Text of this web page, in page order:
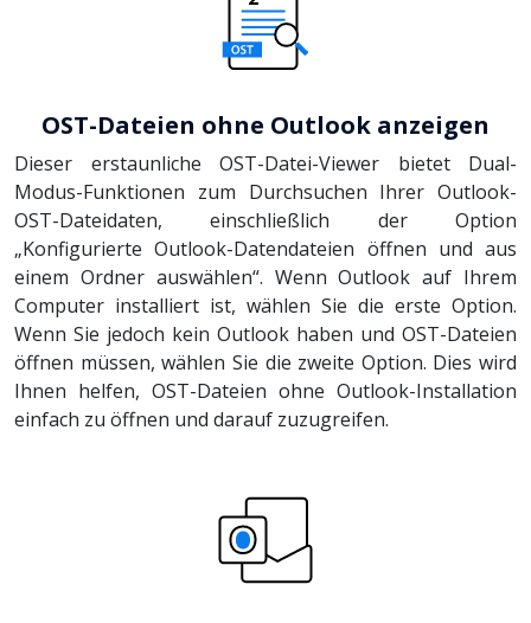
OST-Dateien ohne Outlook anzeigen
Dieser erstaunliche OST-Datei-Viewer bietet Dual-
Modus-Funktionen zum Durchsuchen Ihrer Outlook-
OST-Dateidaten, einschließlich der Option
„Konfigurierte Outlook-Datendateien öffnen und aus
einem Ordner auswählen“. Wenn Outlook auf Ihrem
Computer installiert ist, wählen Sie die erste Option.
Wenn Sie jedoch kein Outlook haben und OST-Dateien
öffnen müssen, wählen Sie die zweite Option. Dies wird
Ihnen helfen, OST-Dateien ohne Outlook-Installation
einfach zu öffnen und darauf zuzugreifen.